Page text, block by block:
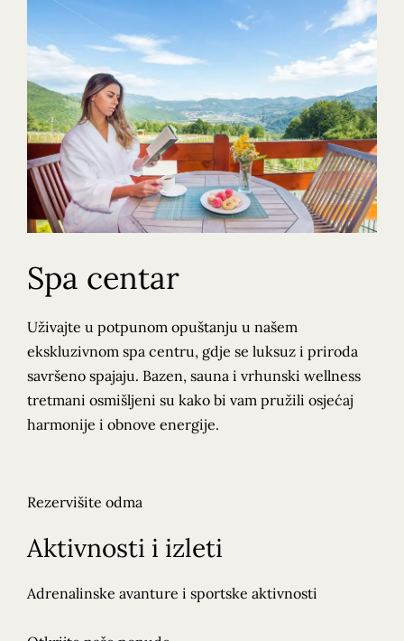
Spa centar
Uživajte u potpunom opuštanju u našem
ekskluzivnom spa centru, gdje se luksuz i priroda
savršeno spajaju. Bazen, sauna i vrhunski wellness
tretmani osmišljeni su kako bi vam pružili osjećaj
harmonije i obnove energije.
Rezervišite odma
Aktivnosti i izleti
Adrenalinske avanture i sportske aktivnosti